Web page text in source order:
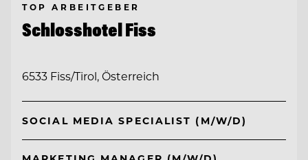
TOP ARBEITGEBER
Schlosshotel Fiss
6533 Fiss/Tirol, Österreich
SOCIAL MEDIA SPECIALIST (M/W/D)